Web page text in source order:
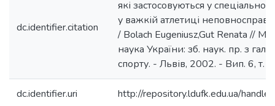
dc.identifier.citation
які застосовуються у
у важкій атлетиці
/ Bolach Eugeniusz,Gut Renata //
наука України: зб. наук. пр. з
спорту. - Львів, 2002. - Вип. 6, т.
dc.identifier.uri http://repository.ldufk.edu.ua/